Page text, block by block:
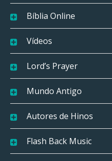
Bíblia Online
Vídeos
Lord’s Prayer
Mundo Antigo
Autores de Hinos
Flash Back Music